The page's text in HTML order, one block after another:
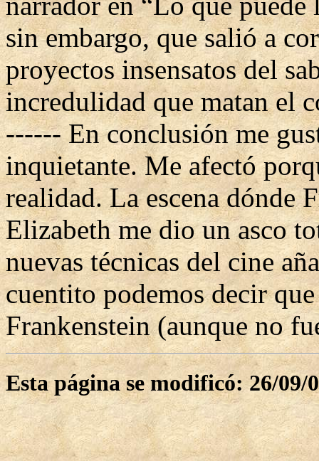
sin embargo, que salió a
proyectos insensatos del
incredulidad que matan el
------ En conclusión me
inquietante. Me afectó
realidad. La escena dónde
Elizabeth me dio un asco
nuevas técnicas del cine
cuentito podemos decir
Frankenstein (aunque no
Esta página se modificó: 26/09/